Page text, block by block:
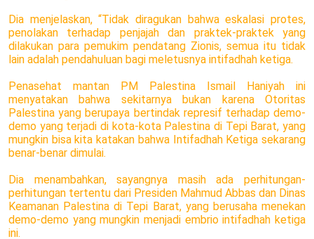
Dia menjelaskan, “Tidak diragukan bahwa eskalasi protes,
penolakan terhadap penjajah dan praktek-praktek yang
dilakukan para pemukim pendatang Zionis, semua itu tidak
lain adalah pendahuluan bagi meletusnya intifadhah ketiga.
Penasehat mantan PM Palestina Ismail Haniyah ini
menyatakan bahwa sekitarnya bukan karena Otoritas
Palestina yang berupaya bertindak represif terhadap demo-
demo yang terjadi di kota-kota Palestina di Tepi Barat, yang
mungkin bisa kita katakan bahwa Intifadhah Ketiga sekarang
benar-benar dimulai.
Dia menambahkan, sayangnya masih ada perhitungan-
perhitungan tertentu dari Presiden Mahmud Abbas dan Dinas
Keamanan Palestina di Tepi Barat, yang berusaha menekan
demo-demo yang mungkin menjadi embrio intifadhah ketiga
ini.